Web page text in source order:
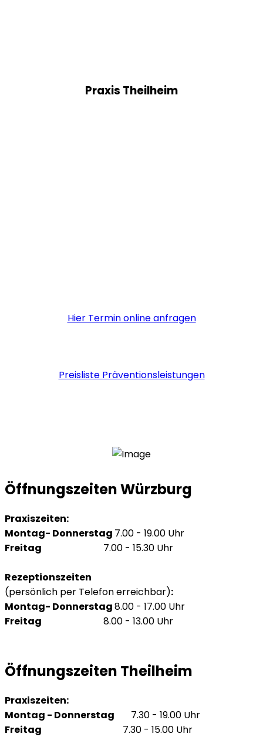
Praxis Theilheim
Hier Termin online anfragen
Preisliste Präventionsleistungen
Öffnungszeiten Würzburg
Praxiszeiten:
Montag- Donnerstag 7.00 - 19.00 Uhr
Freitag 7.00 - 15.30 Uhr
Rezeptionszeiten
(persönlich per Telefon erreichbar):
Montag- Donnerstag8.00 - 17.00 Uhr
Freitag 8.00 - 13.00 Uhr
Öffnungszeiten Theilheim
Praxiszeiten:
Montag - Donnerstag 7.30 - 19.00 Uhr
Freitag
7.30 - 15.00 Uhr